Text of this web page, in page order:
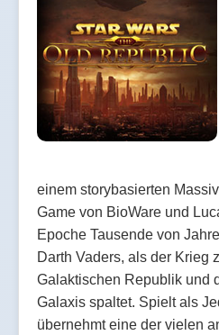
einem storybasierten
Game von BioWare und
Epoche Tausende von
Darth Vaders, als der Krieg
Galaktischen Republik und
Galaxis spaltet. Spielt als
übernehmt eine der vielen